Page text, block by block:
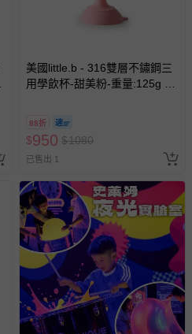
美國little.b - 316雙層不鏽鋼三
用學飲杯-甜美粉-重量:125g 容
88折
$950 $1080
已售出 1